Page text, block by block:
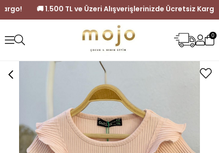
Kargo! 🚚 1.500 TL ve Üzeri Alışverişlerinizde
0